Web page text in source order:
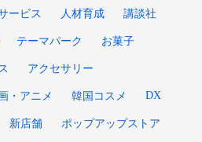
ービス 人材育成 講談社
テーマパーク お菓子
アクセサリー
・アニメ 韓国コスメ DX
新店舗 ポップアップストア